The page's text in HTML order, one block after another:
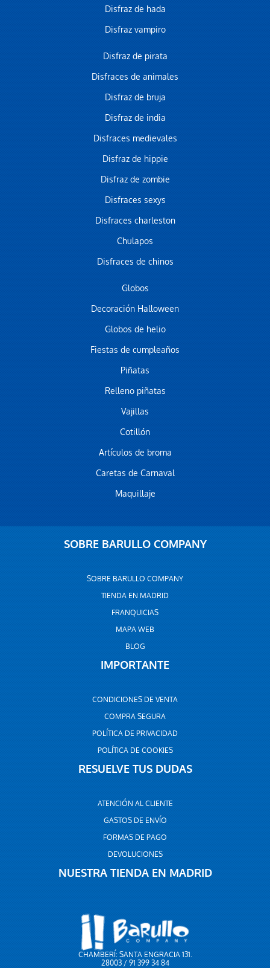
Disfraz de hada
Disfraz vampiro
Disfraz de pirata
Disfraces de animales
Disfraz de bruja
Disfraz de india
Disfraces medievales
Disfraz de hippie
Disfraz de zombie
Disfraces sexys
Disfraces charleston
Chulapos
Disfraces de chinos
Globos
Decoración Halloween
Globos de helio
Fiestas de cumpleaños
Piñatas
Relleno piñatas
Vajillas
Cotillón
Artículos de broma
Caretas de Carnaval
Maquillaje
SOBRE BARULLO COMPANY
SOBRE BARULLO COMPANY
TIENDA EN MADRID
FRANQUICIAS
MAPA WEB
BLOG
IMPORTANTE
CONDICIONES DE VENTA
COMPRA SEGURA
POLÍTICA DE PRIVACIDAD
POLÍTICA DE COOKIES
RESUELVE TUS DUDAS
ATENCIÓN AL CLIENTE
GASTOS DE ENVÍO
FORMAS DE PAGO
DEVOLUCIONES
NUESTRA TIENDA EN MADRID
CHAMBERÍ: SANTA ENGRACIA 131.
28003 / 91 399 34 84